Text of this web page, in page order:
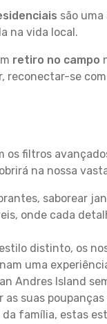
são
na vida local.
retiro no campo
reconectar-se
filtros
na nossa
saborear
onde cada
distinto, os
uma
Andres Island
suas
da família, estas